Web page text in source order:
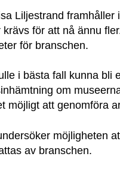
Liljestrand
för att nå ännu
för branschen.
i bästa fall kunna bli
om
möjligt att genomföra
möjligheten
av branschen.